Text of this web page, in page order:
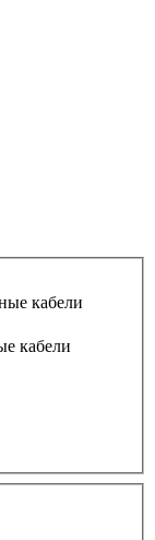
кабели
кабели